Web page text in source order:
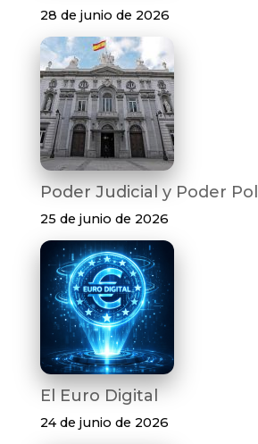
28 de junio de 2026
Poder Judicial y Poder
25 de junio de 2026
El Euro Digital
24 de junio de 2026